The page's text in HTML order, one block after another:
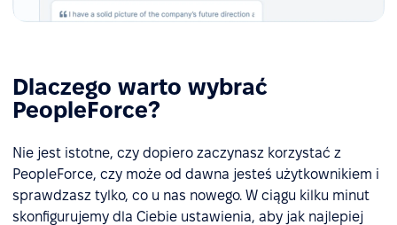
Dlaczego warto wybrać
PeopleForce?
Nie jest istotne, czy dopiero zaczynasz korzystać z
PeopleForce, czy może od dawna jesteś użytkownikiem i
sprawdzasz tylko, co u nas nowego. W ciągu kilku minut
skonfigurujemy dla Ciebie ustawienia, aby jak najlepiej